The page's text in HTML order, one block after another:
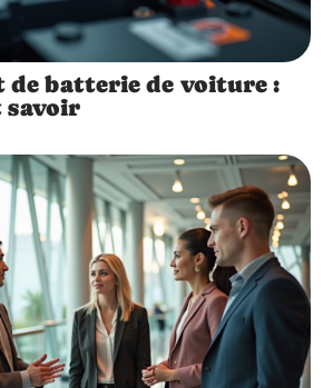
de batterie de voiture :
savoir